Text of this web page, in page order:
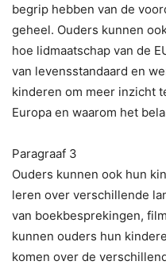
begrip hebben van de
geheel. Ouders kunnen
hoe lidmaatschap van de
van levensstandaard en
kinderen om meer inzicht
Europa en waarom het
Paragraaf 3
Ouders kunnen ook hun
leren over verschillende
van boekbesprekingen,
kunnen ouders hun
komen over de